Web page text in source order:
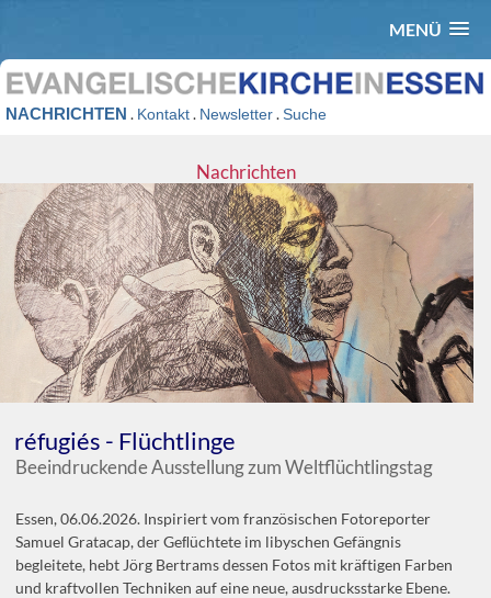
MENÜ
NACHRICHTEN . Kontakt. Newsletter.Suche
Nachrichten
réfugiés - Flüchtlinge
Beeindruckende Ausstellung zum Weltflüchtlingstag
Essen, 06.06.2026. Inspiriert vom französischen Fotoreporter
Samuel Gratacap, der Geﬂüchtete im libyschen Gefängnis
begleitete, hebt Jörg Bertrams dessen Fotos mit kräftigen Farben
und kraftvollen Techniken auf eine neue, ausdrucksstarke Ebene.